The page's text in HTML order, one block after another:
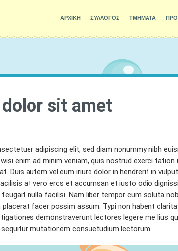
ΑΡΧΙΚΗ ΣΥΛΛΟΓΟΣ ΤΜΗΜΑΤΑ
sit amet
adipiscing elit, sed diam nonummy nibh
enim ad minim veniam, quis nostrud exerci
Duis autem vel eum iriure dolor in hendrerit in
at vero eros et accumsan et iusto odio
nulla facilisi. Nam liber tempor cum soluta
facer possim assum. Typi non habent
demonstraverunt lectores legere me lius
mutationem consuetudium lectorum